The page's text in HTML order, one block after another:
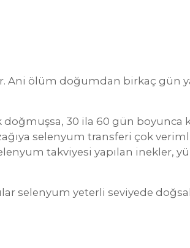
Ani ölüm doğumdan birkaç gün
doğmuşsa, 30 ila 60 gün boyunca
selenyum transferi çok
takviyesi yapılan inekler,
selenyum yeterli seviyede